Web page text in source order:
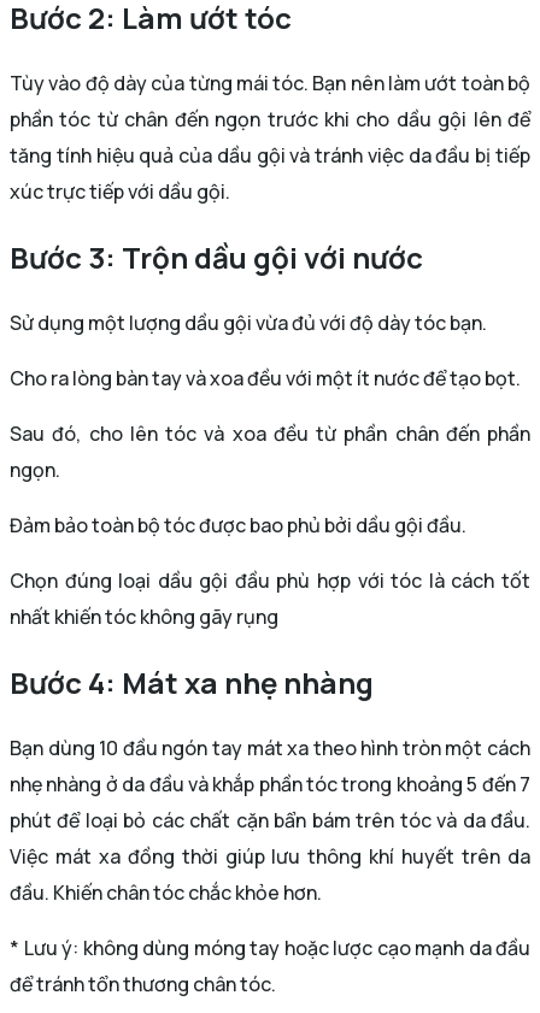
Bước 2: Làm ướt tóc
Tùy vào độ dày của từng mái tóc. Bạn nên làm ướt toàn bộ
phần tóc từ chân đến ngọn trước khi cho dầu gội lên để
tăng tính hiệu quả của dầu gội và tránh việc da đầu bị tiếp
xúc trực tiếp với dầu gội.
Bước 3: Trộn dầu gội với nước
Sử dụng một lượng dầu gội vừa đủ với độ dày tóc bạn.
Cho ra lòng bàn tay và xoa đều với một ít nước để tạo bọt.
Sau đó, cho lên tóc và xoa đều từ phần chân đến phần
ngọn.
Đảm bảo toàn bộ tóc được bao phủ bởi dầu gội đầu.
Chọn đúng loại dầu gội đầu phù hợp với tóc là cách tốt
nhất khiến tóc không gãy rụng
Bước 4: Mát xa nhẹ nhàng
Bạn dùng 10 đầu ngón tay mát xa theo hình tròn một cách
nhẹ nhàng ở da đầu và khắp phần tóc trong khoảng 5 đến 7
phút để loại bỏ các chất cặn bẩn bám trên tóc và da đầu.
Việc mát xa đồng thời giúp lưu thông khí huyết trên da
đầu. Khiến chân tóc chắc khỏe hơn.
* Lưu ý: không dùng móng tay hoặc lược cạo mạnh da đầu
để tránh tổn thương chân tóc.